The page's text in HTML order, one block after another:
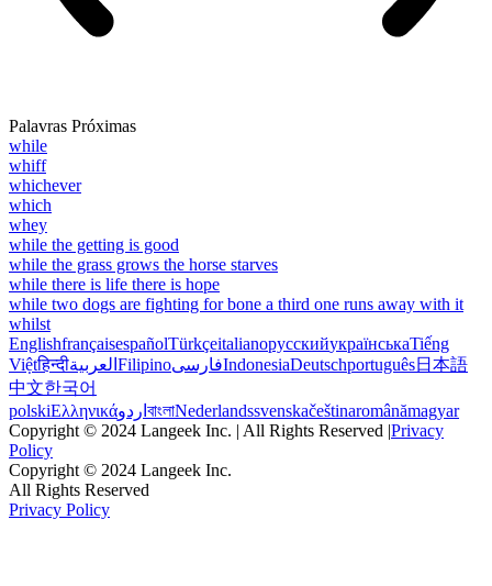
Palavras Próximas
while
whiff
whichever
which
whey
while the getting is good
while the grass grows the horse starves
while there is life there is hope
while two dogs are fighting for bone a third one runs away with it
whilst
EnglishfrançaisespañolTürkçeitalianoрусскийукраїнськаTiếng
Việtहिन्दीالعربية FilipinoفارسیIndonesiaDeutschportuguês日本語
中文한국어
polskiΕλληνικάاردو বাংলাNederlandssvenskačeštinaromânămagyar
Copyright © 2024 Langeek Inc. | All Rights Reserved |Privacy
Policy
Copyright © 2024 Langeek Inc.
All Rights Reserved
Privacy Policy